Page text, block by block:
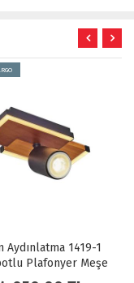
ÜCRETSİZ KARGO
Özcan Aydınlatma
03 K.Sarkıt Sarı